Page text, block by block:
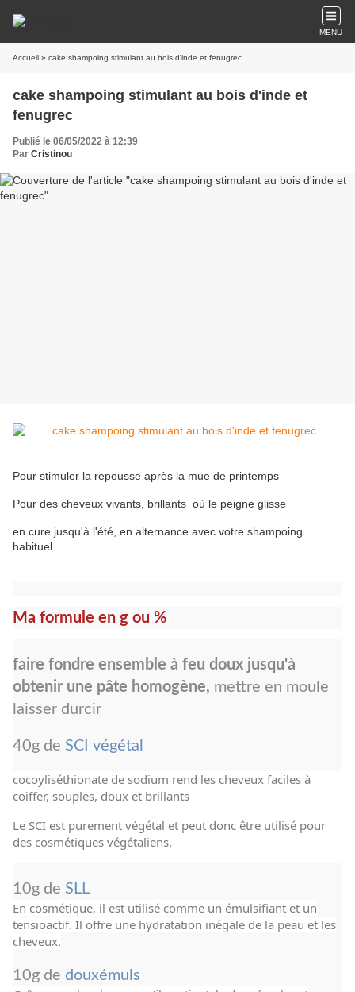
MENU
Accueil » cake shampoing stimulant au bois d'inde et fenugrec
cake shampoing stimulant au bois d'inde et
fenugrec
Publié le 06/05/2022 à 12:39
Par Cristinou
Pour stimuler la repousse après la mue de printemps
Pour des cheveux vivants, brillants où le peigne glisse
en cure jusqu'à l'été, en alternance avec votre shampoing
habituel
Ma formule en g ou %
faire fondre ensemble à feu doux jusqu'à
obtenir une pâte homogène, mettre en moule
laisser durcir
40g de SCI végétal
cocoyliséthionate de sodium rend les cheveux faciles à
coiffer, souples, doux et brillants
Le SCI est purement végétal et peut donc être utilisé pour
des cosmétiques végétaliens.
10g de SLL
En cosmétique, il est utilisé comme un émulsifiant et un
tensioactif. Il offre une hydratation inégale de la peau et les
cheveux.
10g de douxémuls